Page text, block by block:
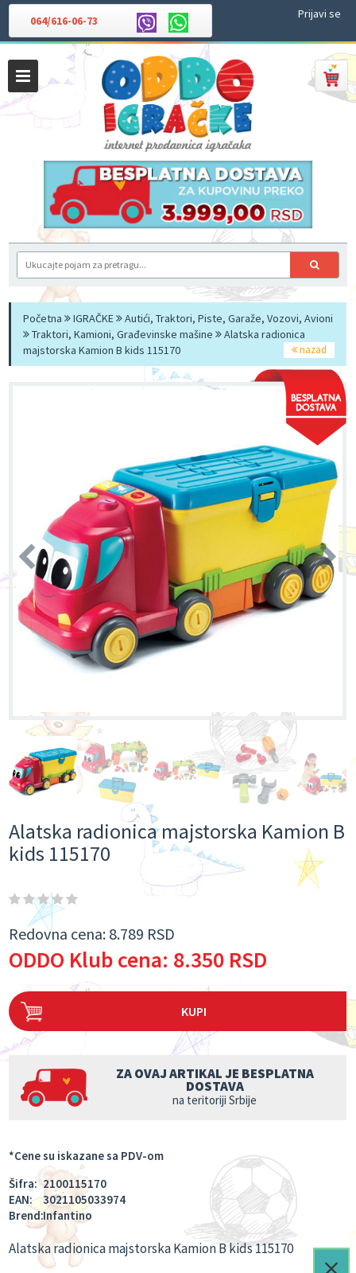
064/616-06-73 Prijavi se
Početna IGRAČKE
Autići, Traktori, Piste, Garaže, Vozovi, Avioni
Traktori, Kamioni, Građevinske mašine
Alatska radionica
majstorska Kamion B kids 115170
nazad
Alatska radionica majstorska Kamion B
kids 115170
Redovna cena: 8.789 RSD
ODDO Klub cena: 8.350 RSD
KUPI
ZA OVAJ ARTIKAL JE BESPLATNA
DOSTAVA
na teritoriji Srbije
*Cene su iskazane sa PDV-om
Šifra: 2100115170
EAN:
3021105033974
Brend:Infantino
Alatska radionica majstorska Kamion B kids 115170